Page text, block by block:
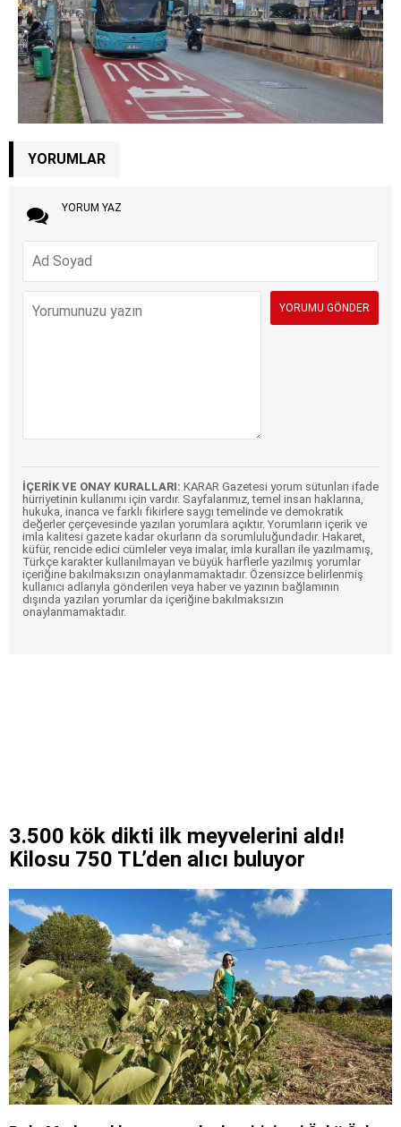
YORUMLAR
YORUM YAZ
İÇERİK VE ONAY KURALLARI: KARAR Gazetesi yorum sütunları ifade
hürriyetinin kullanımı için vardır. Sayfalarımız, temel insan haklarına,
hukuka, inanca ve farklı fikirlere saygı temelinde ve demokratik
değerler çerçevesinde yazılan yorumlara açıktır. Yorumların içerik ve
imla kalitesi gazete kadar okurların da sorumluluğundadır. Hakaret,
küfür, rencide edici cümleler veya imalar, imla kuralları ile yazılmamış,
Türkçe karakter kullanılmayan ve büyük harflerle yazılmış yorumlar
içeriğine bakılmaksızın onaylanmamaktadır. Özensizce belirlenmiş
kullanıcı adlarıyla gönderilen veya haber ve yazının bağlamının
dışında yazılan yorumlar da içeriğine bakılmaksızın
onaylanmamaktadır.
3.500 kök dikti ilk meyvelerini aldı!
Kilosu 750 TL’den alıcı buluyor